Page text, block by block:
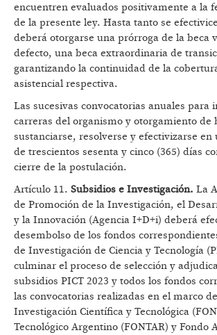
encuentren evaluados positivamente a la
de la presente ley. Hasta tanto se
deberá otorgarse una prórroga de la beca
defecto, una beca extraordinaria de
garantizando la continuidad de la
asistencial respectiva.
Las sucesivas convocatorias anuales para
carreras del organismo y otorgamiento de
sustanciarse, resolverse y efectivizarse
de trescientos sesenta y cinco (365) días
cierre de la postulación.
Artículo 11. Subsidios e Investigación. La
de Promoción de la Investigación, el
y la Innovación (Agencia I+D+i) deberá
desembolso de los fondos
de Investigación de Ciencia y Tecnología
culminar el proceso de selección y
subsidios PICT 2023 y todos los fondos
las convocatorias realizadas en el marco
Investigación Científica y Tecnológica
Tecnológico Argentino (FONTAR) y Fondo